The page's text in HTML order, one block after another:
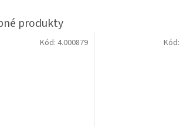
Kód: 4.000879 Kód: